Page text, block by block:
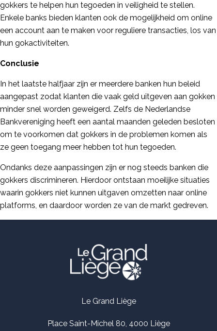
gokkers te helpen hun tegoeden in veiligheid te stellen.
Enkele banks bieden klanten ook de mogelijkheid om online
een account aan te maken voor reguliere transacties, los van
hun gokactiviteiten.
Conclusie
In het laatste halfjaar zijn er meerdere banken hun beleid
aangepast zodat klanten die vaak geld uitgeven aan gokken
minder snel worden geweigerd. Zelfs de Nederlandse
Bankvereniging heeft een aantal maanden geleden besloten
om te voorkomen dat gokkers in de problemen komen als
ze geen toegang meer hebben tot hun tegoeden.
Ondanks deze aanpassingen zijn er nog steeds banken die
gokkers discrimineren. Hierdoor ontstaan moeilijke situaties
waarin gokkers niet kunnen uitgaven omzetten naar online
platforms, en daardoor worden ze van de markt gedreven.
Le Grand Liège
Place Saint-Michel 80, 4000 Liège